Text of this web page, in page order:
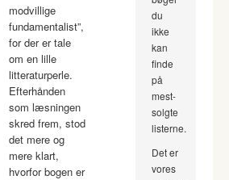
modvillige
fundamentalist”,
for der er tale
om en lille
litteraturperle.
Efterhånden
som læsningen
skred frem, stod
det mere og
mere klart,
hvorfor bogen er
du
ikke
kan
finde
på
mest-
solgte
listerne.
Det er
vores